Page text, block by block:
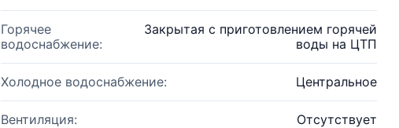
Горячее
водоснабжение:
Закрытая с приготовлением горячей
воды на ЦТП
Холодное водоснабжение: Центральное
Вентиляция: Отсутствует